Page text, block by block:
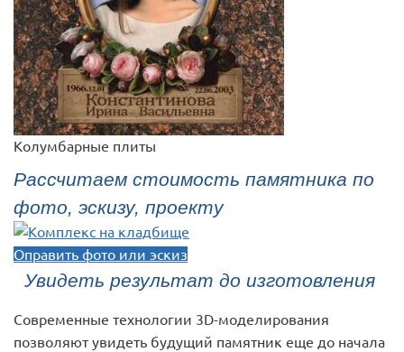
Колумбарные плиты
Рассчитаем стоимость памятника по
фото, эскизу, проекту
Оправить фото или эскиз
Увидеть результат до изготовления
Современные технологии 3D-моделирования
позволяют увидеть будущий памятник еще до начала